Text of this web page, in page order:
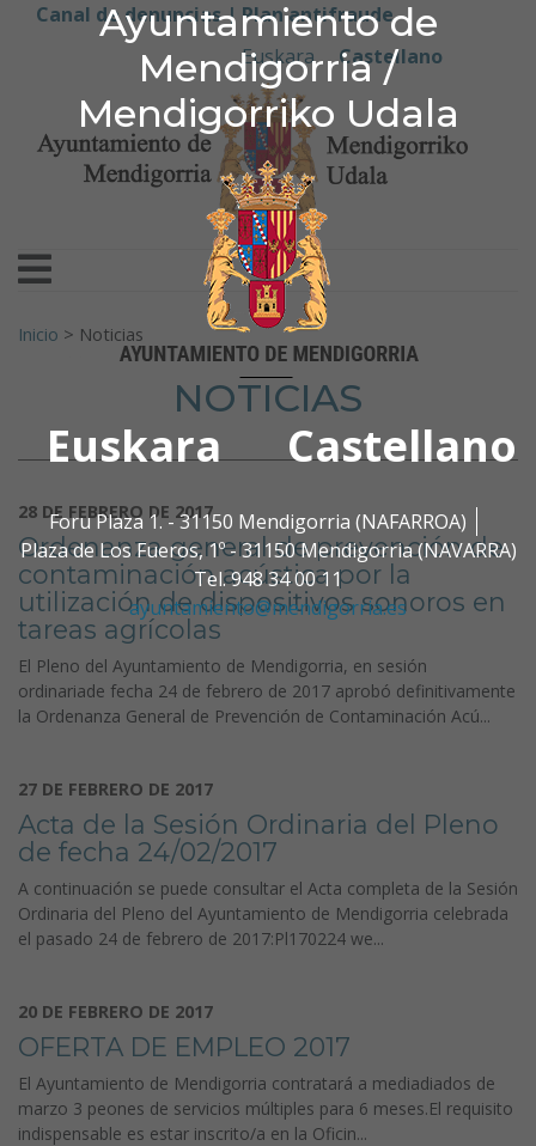
Ayuntamiento de
Mendigorria /
Mendigorriko Udala
Euskara Castellano
Foru Plaza 1. - 31150 Mendigorria (NAFARROA)
Plaza de Los Fueros, 1º - 31150 Mendigorria (NAVARRA)
Tel. 948 34 00 11
ayuntamiento@mendigorria.es
Ir al contenido
Ayuntamiento de
Canal de denuncias | Plan antifraude
Euskara
Castellano
Buscar:
Inicio > Noticias
NOTICIAS
28 DE FEBRERO DE 2017
Ordenanza general de prevención de
contaminación acústica por la
utilización de dispositivos sonoros en
tareas agrícolas
El Pleno del Ayuntamiento de Mendigorria, en sesión
ordinariade fecha 24 de febrero de 2017 aprobó definitivamente
la Ordenanza General de Prevención de Contaminación Acú...
27 DE FEBRERO DE 2017
Acta de la Sesión Ordinaria del Pleno
de fecha 24/02/2017
A continuación se puede consultar el Acta completa de la Sesión
Ordinaria del Pleno del Ayuntamiento de Mendigorria celebrada
el pasado 24 de febrero de 2017:Pl170224 we...
20 DE FEBRERO DE 2017
OFERTA DE EMPLEO 2017
El Ayuntamiento de Mendigorria contratará a mediadiados de
marzo 3 peones de servicios múltiples para 6 meses.El requisito
indispensable es estar inscrito/a en la Oficin...